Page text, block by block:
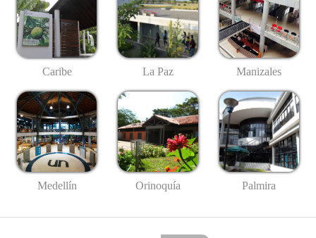
Caribe La Paz Manizales
Medellín Orinoquía Palmira